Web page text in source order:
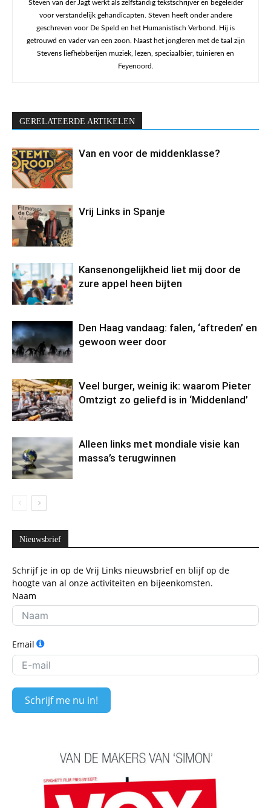
Steven van der Jagt werkt als zelfstandig tekstschrijver en begeleider
voor verstandelijk gehandicapten. Steven heeft onder andere
geschreven voor De Speld en het Humanistisch Verbond. Hij is
getrouwd en vader van een zoon. Naast het jongleren met de taal zijn
Stevens liefhebberijen muziek, lezen, speciaalbier, tuinieren en
Feyenoord.
GERELATEERDE ARTIKELEN
Van en voor de middenklasse?
Vrij Links in Spanje
Kansenongelijkheid liet mij door de
zure appel heen bijten
Den Haag vandaag: falen, ‘aftreden’ en
gewoon weer door
Veel burger, weinig ik: waarom Pieter
Omtzigt zo geliefd is in ‘Middenland’
Alleen links met mondiale visie kan
massa’s terugwinnen
Nieuwsbrief
Schrijf je in op de Vrij Links nieuwsbrief en blijf op de
hoogte van al onze activiteiten en bijeenkomsten.
Naam
Email
Schrijf me nu in!